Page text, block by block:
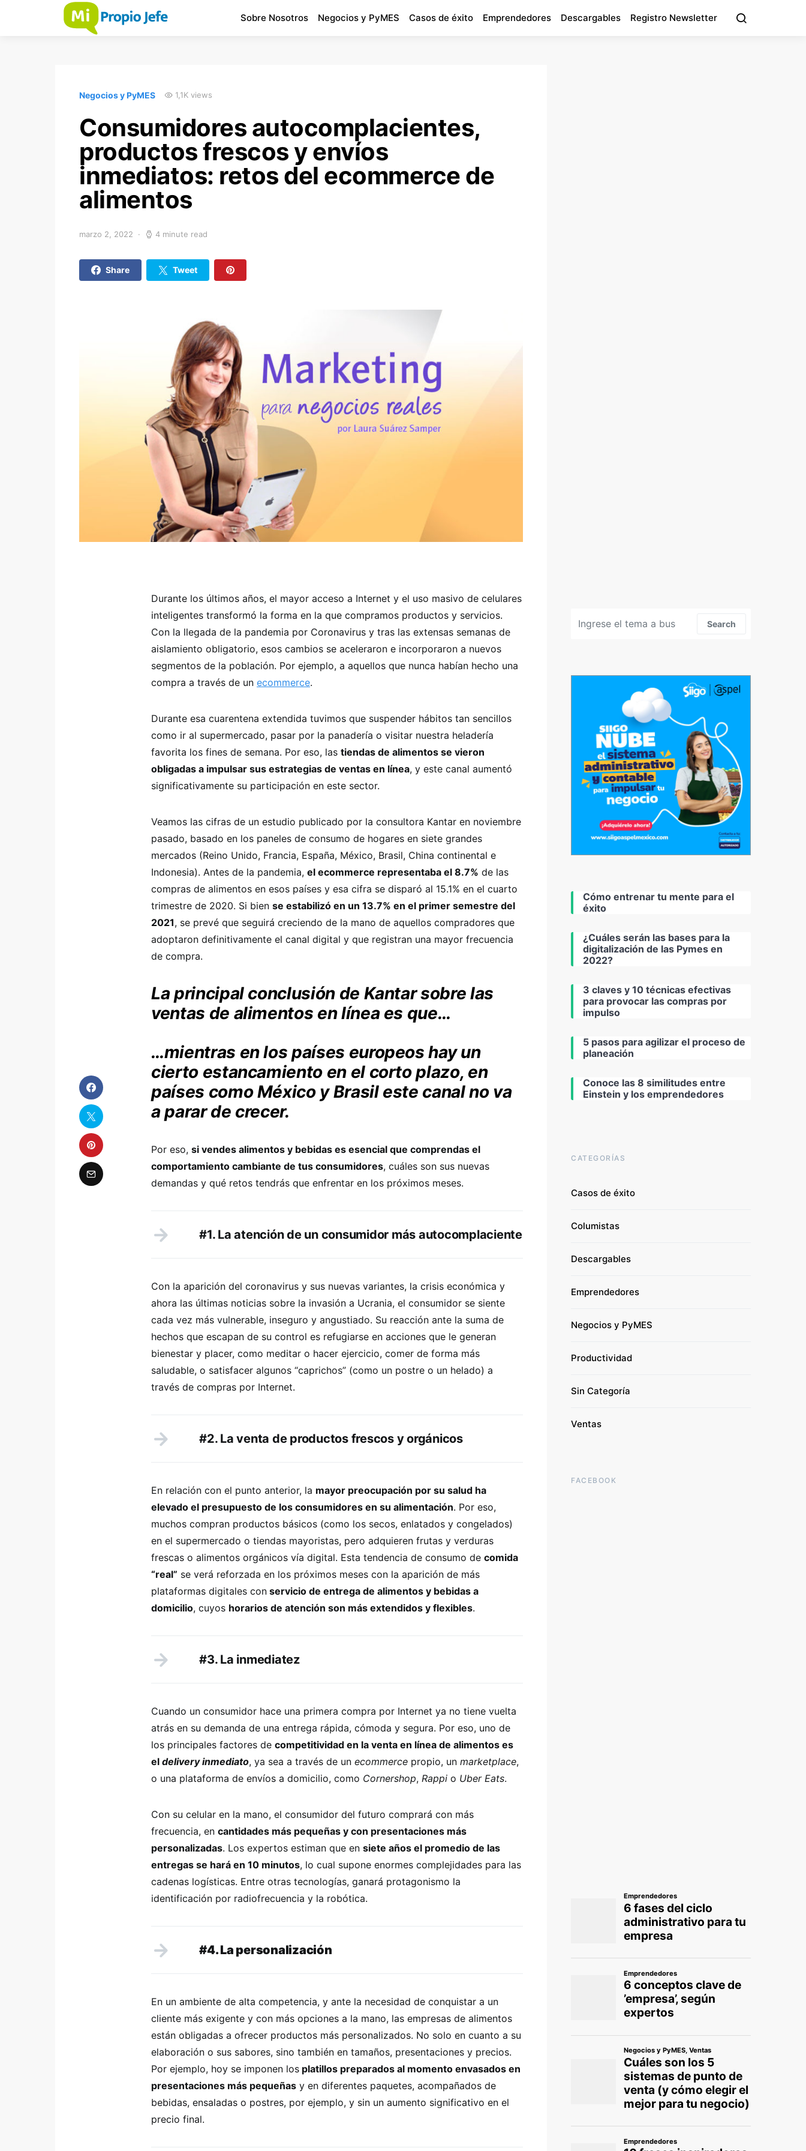
Sobre Nosotros Negocios y PyMES Casos de éxito Emprendedores Descargables Registro Newsletter
Negocios y PyMES 1,1K views
Consumidores autocomplacientes,
productos frescos y envíos
inmediatos: retos del ecommerce de
alimentos
marzo 2, 2022 4 minute read
Share Tweet
Durante los últimos años, el mayor acceso a Internet y el uso masivo de celulares
inteligentes transformó la forma en la que compramos productos y servicios.
Con la llegada de la pandemia por Coronavirus y tras las extensas semanas de
aislamiento obligatorio, esos cambios se aceleraron e incorporaron a nuevos
segmentos de la población. Por ejemplo, a aquellos que nunca habían hecho una
compra a través de un ecommerce.
Durante esa cuarentena extendida tuvimos que suspender hábitos tan sencillos
como ir al supermercado, pasar por la panadería o visitar nuestra heladería
favorita los fines de semana. Por eso, las tiendas de alimentos se vieron
obligadas a impulsar sus estrategias de ventas en línea, y este canal aumentó
significativamente su participación en este sector.
Veamos las cifras de un estudio publicado por la consultora Kantar en noviembre
pasado, basado en los paneles de consumo de hogares en siete grandes
mercados (Reino Unido, Francia, España, México, Brasil, China continental e
Indonesia). Antes de la pandemia, el ecommerce representaba el 8.7% de las
compras de alimentos en esos países y esa cifra se disparó al 15.1% en el cuarto
trimestre de 2020. Si bien se estabilizó en un 13.7% en el primer semestre del
2021, se prevé que seguirá creciendo de la mano de aquellos compradores que
adoptaron definitivamente el canal digital y que registran una mayor frecuencia
de compra.
La principal conclusión de Kantar sobre las
ventas de alimentos en línea es que…
…mientras en los países europeos hay un
cierto estancamiento en el corto plazo, en
países como México y Brasil este canal no va
a parar de crecer.
Por eso, si vendes alimentos y bebidas es esencial que comprendas el
comportamiento cambiante de tus consumidores, cuáles son sus nuevas
demandas y qué retos tendrás que enfrentar en los próximos meses.
#1. La atención de un consumidor más autocomplaciente
Con la aparición del coronavirus y sus nuevas variantes, la crisis económica y
ahora las últimas noticias sobre la invasión a Ucrania, el consumidor se siente
cada vez más vulnerable, inseguro y angustiado. Su reacción ante la suma de
hechos que escapan de su control es refugiarse en acciones que le generan
bienestar y placer, como meditar o hacer ejercicio, comer de forma más
saludable, o satisfacer algunos “caprichos” (como un postre o un helado) a
través de compras por Internet.
#2. La venta de productos frescos y orgánicos
En relación con el punto anterior, la mayor preocupación por su salud ha
elevado el presupuesto de los consumidores en su alimentación. Por eso,
muchos compran productos básicos (como los secos, enlatados y congelados)
en el supermercado o tiendas mayoristas, pero adquieren frutas y verduras
frescas o alimentos orgánicos vía digital. Esta tendencia de consumo de comida
“real” se verá reforzada en los próximos meses con la aparición de más
plataformas digitales con servicio de entrega de alimentos y bebidas a
domicilio, cuyos horarios de atención son más extendidos y flexibles.
#3. La inmediatez
Cuando un consumidor hace una primera compra por Internet ya no tiene vuelta
atrás en su demanda de una entrega rápida, cómoda y segura. Por eso, uno de
los principales factores de competitividad en la venta en línea de alimentos es
el delivery inmediato, ya sea a través de un ecommerce propio, un marketplace,
o una plataforma de envíos a domicilio, como Cornershop, Rappi o Uber Eats.
Con su celular en la mano, el consumidor del futuro comprará con más
frecuencia, en cantidades más pequeñas y con presentaciones más
personalizadas. Los expertos estiman que en siete años el promedio de las
entregas se hará en 10 minutos, lo cual supone enormes complejidades para las
cadenas logísticas. Entre otras tecnologías, ganará protagonismo la
identificación por radiofrecuencia y la robótica.
#4. La personalización
En un ambiente de alta competencia, y ante la necesidad de conquistar a un
cliente más exigente y con más opciones a la mano, las empresas de alimentos
están obligadas a ofrecer productos más personalizados. No solo en cuanto a su
elaboración o sus sabores, sino también en tamaños, presentaciones y precios.
Por ejemplo, hoy se imponen los platillos preparados al momento envasados en
presentaciones más pequeñas y en diferentes paquetes, acompañados de
bebidas, ensaladas o postres, por ejemplo, y sin un aumento significativo en el
precio final.
Search
Cómo entrenar tu mente para el
éxito
¿Cuáles serán las bases para la
digitalización de las Pymes en
2022?
3 claves y 10 técnicas efectivas
para provocar las compras por
impulso
5 pasos para agilizar el proceso de
planeación
Conoce las 8 similitudes entre
Einstein y los emprendedores
CATEGORÍAS
Casos de éxito
Columistas
Descargables
Emprendedores
Negocios y PyMES
Productividad
Sin Categoría
Ventas
FACEBOOK